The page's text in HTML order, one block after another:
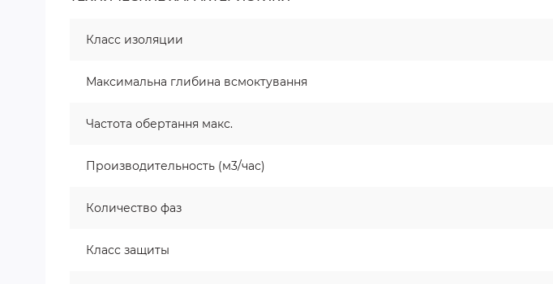
Класс изоляции
Максимальна глибина всмоктування
Частота обертання макс.
Производительность (м3/час)
Количество фаз
Класс защиты